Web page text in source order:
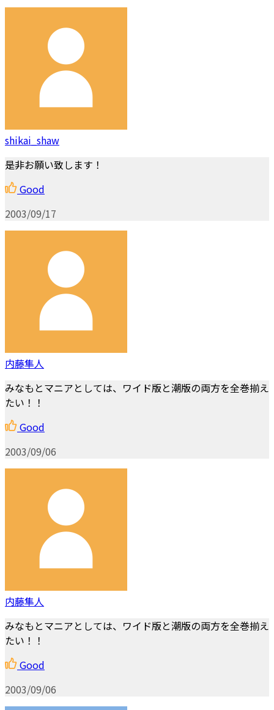
shikai_shaw
是非お願い致します！
Good
2003/09/17
内藤隼人
みなもとマニアとしては、ワイド版と潮版の両方を全巻揃え
たい！！
Good
2003/09/06
内藤隼人
みなもとマニアとしては、ワイド版と潮版の両方を全巻揃え
たい！！
Good
2003/09/06